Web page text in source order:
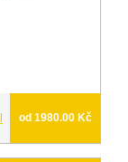
od 1980.00 Kč